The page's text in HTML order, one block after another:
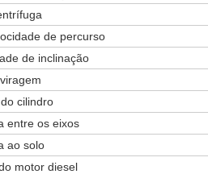
de percurso
de inclinação
cilindro
entre os eixos
ao solo
motor diesel